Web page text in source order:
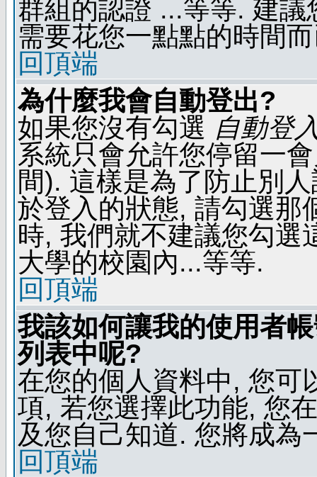
群組的認證 ...等等. 建
需要花您一點點的時間
回頂端
為什麼我會自動登出?
如果您沒有勾選 自動登
系統只會允許您停留一
間). 這樣是為了防止別
於登入的狀態, 請勾選那
時, 我們就不建議您勾選
大學的校園內...等等.
回頂端
我該如何讓我的使用者
列表中呢?
在您的個人資料中, 您可
項, 若您選擇此功能, 您
及您自己知道. 您將成為
回頂端